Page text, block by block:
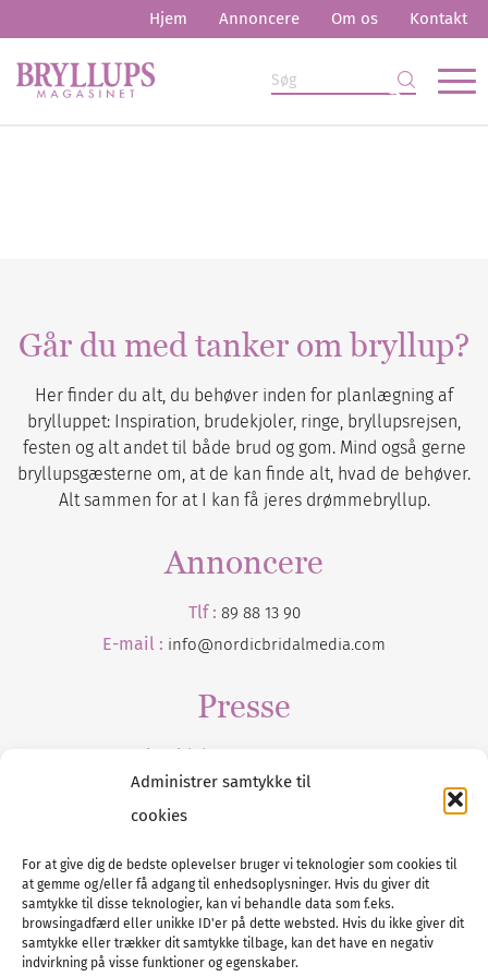
Administrer samtykke til
cookies
For at give dig de bedste oplevelser bruger vi teknologier som cookies til
at gemme og/eller få adgang til enhedsoplysninger. Hvis du giver dit
samtykke til disse teknologier, kan vi behandle data som f.eks.
browsingadfærd eller unikke ID'er på dette websted. Hvis du ikke giver dit
samtykke eller trækker dit samtykke tilbage, kan det have en negativ
indvirkning på visse funktioner og egenskaber.
Hjem Annoncere Om os Kontakt
Går du med tanker om bryllup?
Her finder du alt, du behøver inden for planlægning af
brylluppet: Inspiration, brudekjoler, ringe, bryllupsrejsen,
festen og alt andet til både brud og gom. Mind også gerne
bryllupsgæsterne om, at de kan finde alt, hvad de behøver.
Alt sammen for at I kan få jeres drømmebryllup.
Annoncere
Tlf : 89 88 13 90
E-mail : info@nordicbridalmedia.com
Presse
Tilmeld dig vores
Tel :89 88 13 90
E-post:info@nordicbridalmedia.com
Nordic Bridal Media